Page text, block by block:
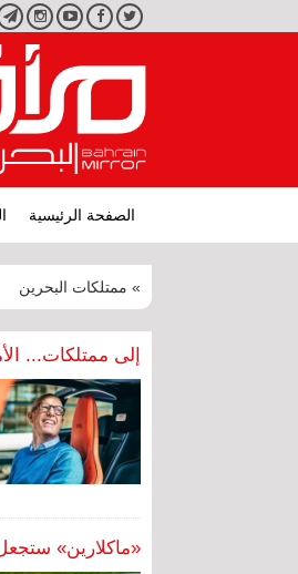
تويتر فيسبوكيوتيوب
الصفحة الرئيسية
» ممتلكات البحرين
إلى ممتلكات...
«ماكلارين»